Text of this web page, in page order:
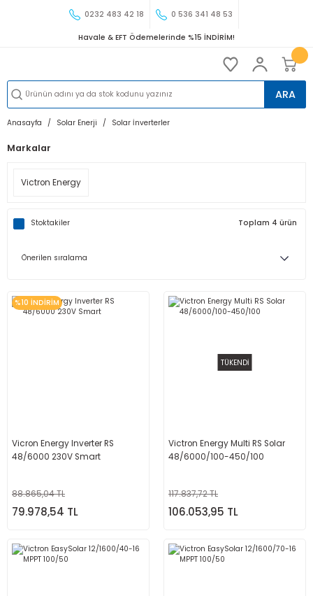
0232 483 42 18 0 536 341 48 53
Havale & EFT Ödemelerinde %15 İNDİRİM!
ARA
Anasayfa Solar Enerji Solar İnverterler
Markalar
Victron Energy
Stoktakiler Toplam 4 ürün
%10 İNDİRİM
Vicron Energy Inverter RS
48/6000 230V Smart
88.865,04 TL
79.978,54 TL
TÜKENDİ
Victron Energy Multi RS Solar
48/6000/100-450/100
117.837,72 TL
106.053,95 TL